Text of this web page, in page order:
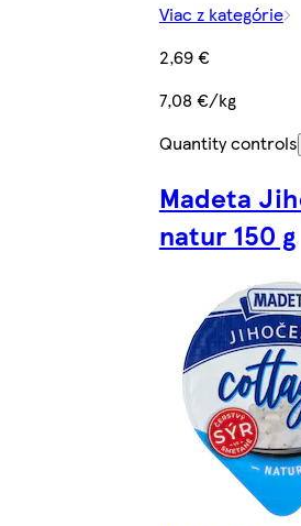
Viac z kategórie
2,69 €
7,08 €/kg
Quantity controls
Madeta
natur 150 g